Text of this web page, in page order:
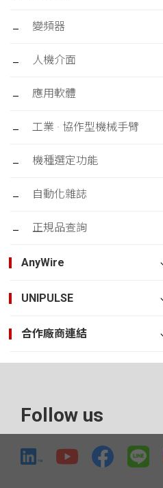
變頻器
人機介面
應用軟體
工業 · 協作型機械手臂
機種選定功能
自動化雜誌
正規品查詢
AnyWire
UNIPULSE
合作廠商連結
Follow us